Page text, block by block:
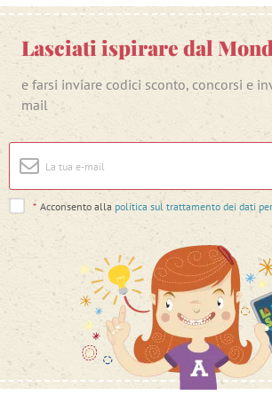
Lasciati ispirare dal
e farsi inviare codici sconto, concorsi e
mail
* Acconsento alla politica sul trattamento dei dati